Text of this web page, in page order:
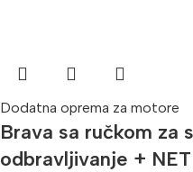
Dodatna oprema za motore
Brava sa ručkom za
odbravljivanje +